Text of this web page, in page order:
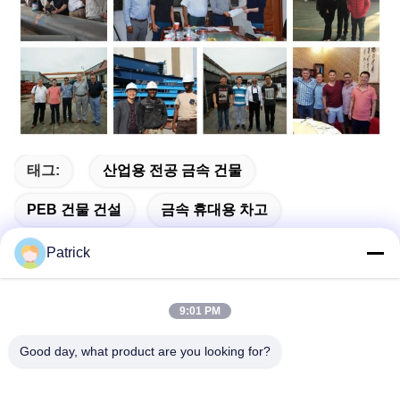
태그: 산업용 전공 금속 건물
PEB 건물 건설 금속 휴대용 차고
주소
Patrick
9:01 PM
Good day, what product are you looking for?